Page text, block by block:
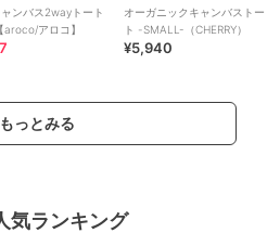
ンバス2wayトート
aroco/アロコ】
オーガニックキャンバストー
ト -SMALL-（CHERRY）
¥5,940
もっとみる
気ランキング